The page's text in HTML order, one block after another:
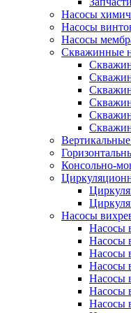
Насосы
Насосы
Насосы
Скважинные
Консольно-
Насосы
Насосы
Насосы
Насосы
Насосы
Насосы
Насосы
Насосы